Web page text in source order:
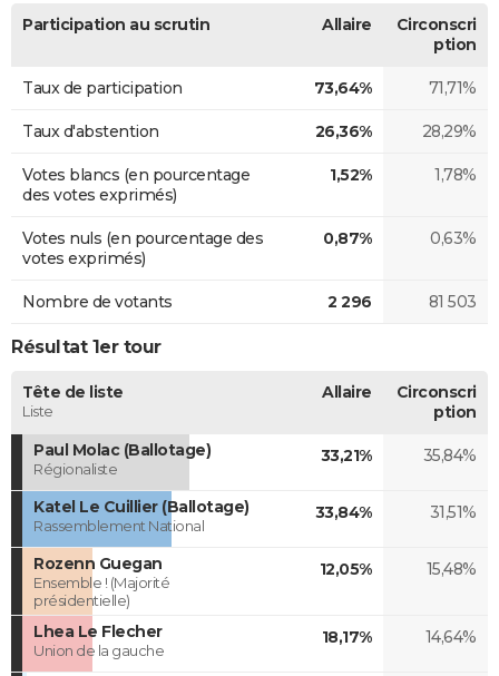
Participation au scrutin Allaire
Circonscri
ption
Taux de participation 73,64% 71,71%
Taux d'abstention 26,36% 28,29%
Votes blancs (en pourcentage
des votes exprimés)
1,52% 1,78%
Votes nuls (en pourcentage des
votes exprimés)
0,87% 0,63%
Nombre de votants 2 296 81 503
Résultat 1er tour
Tête de liste
Liste
Allaire
Circonscri
ption
Paul Molac (Ballotage)
Régionaliste
33,21% 35,84%
Katel Le Cuillier (Ballotage)
Rassemblement National
33,84% 31,51%
Rozenn Guegan
Ensemble ! (Majorité
présidentielle)
12,05% 15,48%
Lhea Le Flecher
Union de la gauche
18,17% 14,64%